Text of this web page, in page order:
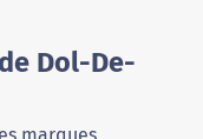
Dol-De-